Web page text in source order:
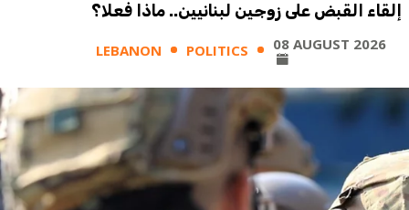
إلقاء القبض على زوجين لبنانيين.. ماذا فعلا؟
LEBANON POLITICS 08 AUGUST 2026